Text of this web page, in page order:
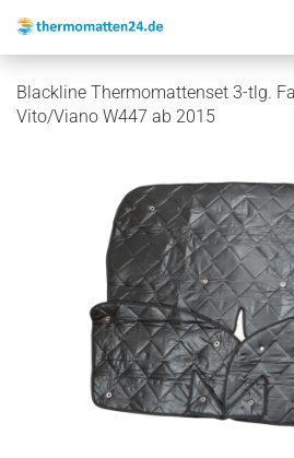
Blackline Thermomattenset 3-tlg.
Vito/Viano W447 ab 2015